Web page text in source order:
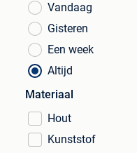
Vandaag
Gisteren
Een week
Altijd
Materiaal
Hout
Kunststof